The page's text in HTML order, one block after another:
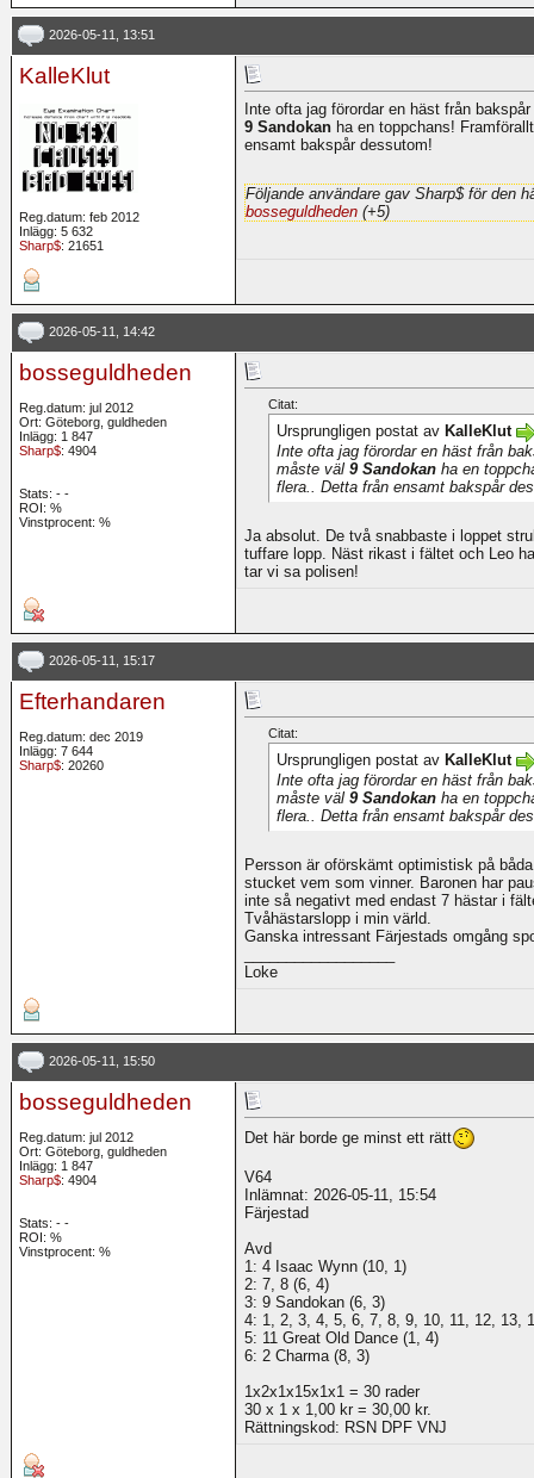
2026-05-11, 13:51
KalleKlut
Reg.datum: feb 2012
Inlägg: 5 632
Sharp$: 21651
Inte ofta jag förordar en häst från
9 Sandokan ha en toppchans!
ensamt bakspår dessutom!
Följande användare gav Sharp$ för den
bosseguldheden (+5)
2026-05-11, 14:42
bosseguldheden
Reg.datum: jul 2012
Ort: Göteborg, guldheden
Inlägg: 1 847
Sharp$: 4904
Stats: - -
ROI: %
Vinstprocent: %
Citat:
Ursprungligen postat av KalleKlut
Inte ofta jag förordar en häst från
måste väl 9 Sandokan ha en
flera.. Detta från ensamt bakspår
Ja absolut. De två snabbaste i loppet
tuffare lopp. Näst rikast i fältet och Leo
tar vi sa polisen!
2026-05-11, 15:17
Efterhandaren
Reg.datum: dec 2019
Inlägg: 7 644
Sharp$: 20260
Citat:
Ursprungligen postat av KalleKlut
Inte ofta jag förordar en häst från
måste väl 9 Sandokan ha en
flera.. Detta från ensamt bakspår
Persson är oförskämt optimistisk på
stucket vem som vinner. Baronen har
inte så negativt med endast 7 hästar i
Tvåhästarslopp i min värld.
Ganska intressant Färjestads omgång
Loke
2026-05-11, 15:50
bosseguldheden
Reg.datum: jul 2012
Ort: Göteborg, guldheden
Inlägg: 1 847
Sharp$: 4904
Stats: - -
ROI: %
Vinstprocent: %
Det här borde ge minst ett rätt
V64
Inlämnat: 2026-05-11, 15:54
Färjestad
Avd
1: 4 Isaac Wynn (10, 1)
2: 7, 8 (6, 4)
3: 9 Sandokan (6, 3)
4: 1, 2, 3, 4, 5, 6, 7, 8, 9, 10, 11, 12, 13,
5: 11 Great Old Dance (1, 4)
6: 2 Charma (8, 3)
1x2x1x15x1x1 = 30 rader
30 x 1 x 1,00 kr = 30,00 kr.
Rättningskod: RSN DPF VNJ